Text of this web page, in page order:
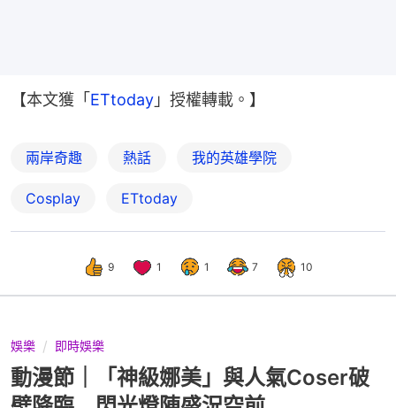
【本文獲「 ETtoday 」授權轉載。】
兩岸奇趣 熱話 我的英雄學院
Cosplay ETtoday
9 1 1 7 10
娛樂 即時娛樂
動漫節｜「神級娜美」與人氣Coser破